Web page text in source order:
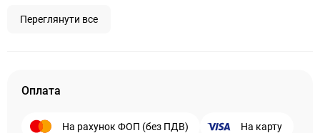
Переглянути все
Оплата
На рахунок ФОП (без ПДВ) На карту